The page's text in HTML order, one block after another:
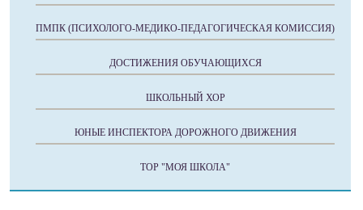
ПМПК (ПСИХОЛОГО-МЕДИКО-ПЕДАГОГИЧЕСКАЯ КОМИССИЯ)
ДОСТИЖЕНИЯ ОБУЧАЮЩИХСЯ
ШКОЛЬНЫЙ ХОР
ЮНЫЕ ИНСПЕКТОРА ДОРОЖНОГО ДВИЖЕНИЯ
ТОР "МОЯ ШКОЛА"